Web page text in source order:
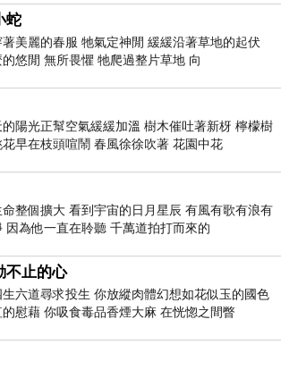
蛇
美麗的春服 牠氣定神閒 緩緩沿著草地的起伏
悠閒 無所畏懼 牠爬過整片草地 向
陽光正幫空氣緩緩加溫 樹木催吐著新枒 檸檬樹
早在枝頭喧鬧 春風徐徐吹著 花園中花
整個擴大 看到宇宙的日月星辰 有風有歌有浪有
因為他一直在聆聽 千萬道拍打而來的
不止的心
六道尋求投生 你放縱肉體幻想如花似玉的國色
慰藉 你吸食毒品香煙大麻 在恍惚之間瞥